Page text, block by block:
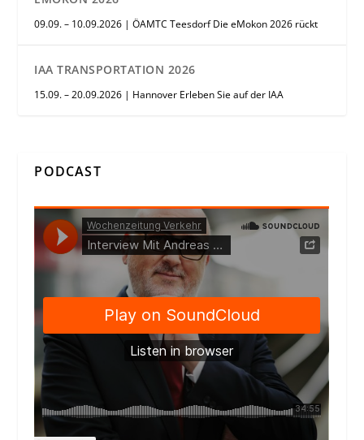
09.09. – 10.09.2026 | ÖAMTC Teesdorf Die eMokon 2026 rückt
IAA TRANSPORTATION 2026
15.09. – 20.09.2026 | Hannover Erleben Sie auf der IAA
PODCAST